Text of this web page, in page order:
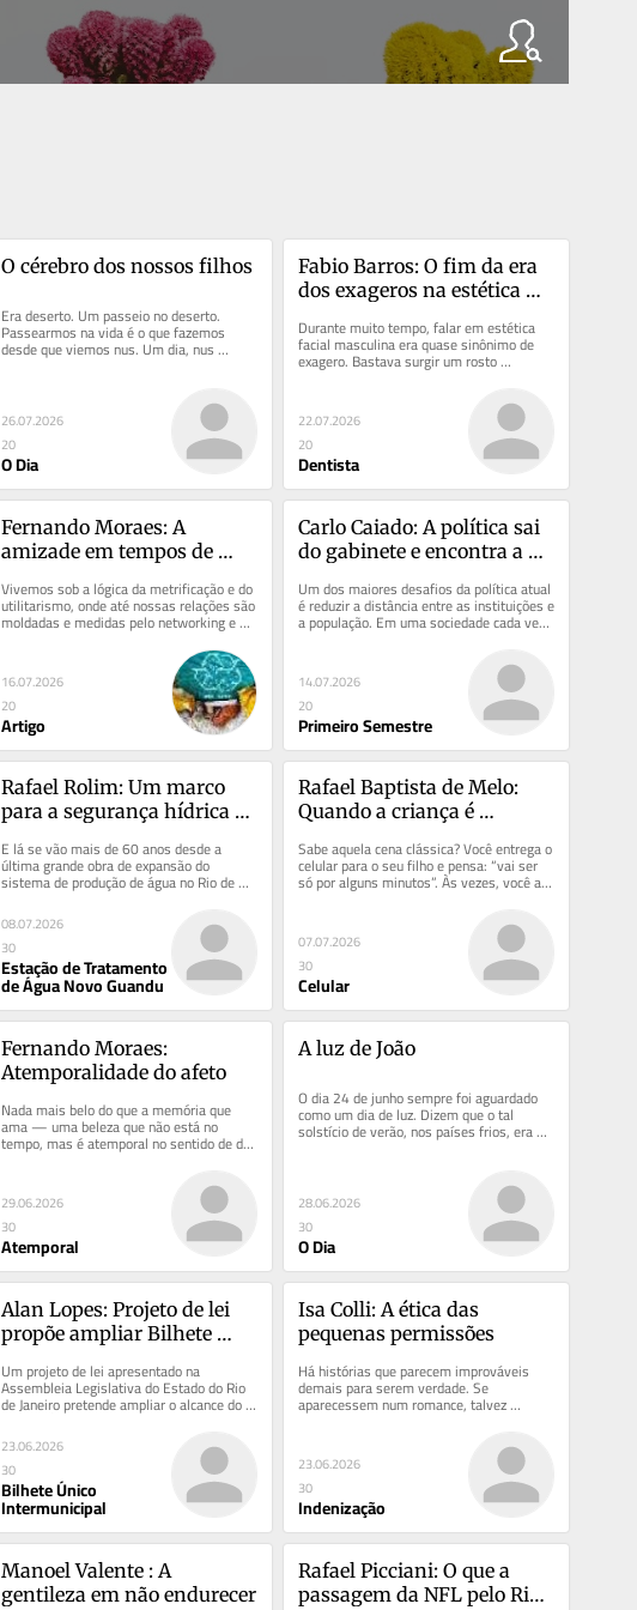
O cérebro dos nossos filhos
Era deserto. Um passeio no deserto.
Passearmos na vida é o que fazemos
desde que viemos nus. Um dia, nus
voltaremos. E do que nos cobrimos nos...
26.07.2026
20
O Dia
Fabio Barros: O fim da era
dos exageros na estética
Durante muito tempo, falar em estética
facial masculina era quase sinônimo de
exagero. Bastava surgir um rosto
excessivamente preenchido nas redes...
22.07.2026
20
Dentista
Fernando Moraes: A
amizade em tempos de
Vivemos sob a lógica da metrificação e do
utilitarismo, onde até nossas relações são
moldadas e medidas pelo networking e
16.07.2026
20
Artigo
Carlo Caiado: A política sai
do gabinete e encontra a
Um dos maiores desafios da política atual
é reduzir a distância entre as instituições e
a população. Em uma sociedade cada vez
mais complexa,...
14.07.2026
20
Primeiro Semestre
Rafael Rolim: Um marco
para a segurança hídrica
E lá se vão mais de 60 anos desde a
última grande obra de expansão do
sistema de produção de água no Rio de
Janeiro. Inaugurada em dezembro de...
08.07.2026
30
Estação de Tratamento
de Água Novo Guandu
Rafael Baptista de Melo:
Quando a criança é
celular
Sabe aquela cena clássica? Você entrega o
celular para o seu filho e pensa: “vai ser
só por alguns minutos”. Às vezes, você até
coloca uma...
07.07.2026
30
Celular
Fernando Moraes:
Atemporalidade do afeto
Nada mais belo do que a memória que
ama — uma beleza que não está no
tempo, mas é atemporal no sentido de dar
existência ao que já não existe...
29.06.2026
30
Atemporal
A luz de João
O dia 24 de junho sempre foi aguardado
como um dia de luz. Dizem que o tal
solstício de verão, nos países frios, era
celebrado em festas de alegria...
28.06.2026
30
O Dia
Alan Lopes: Projeto de lei
propõe ampliar Bilhete
Rio
Um projeto de lei apresentado na
Assembleia Legislativa do Estado do Rio
de Janeiro pretende ampliar o alcance do
Bilhete Único Intermunicipal para...
23.06.2026
30
Bilhete Único
Intermunicipal
Isa Colli: A ética das
pequenas permissões
Há histórias que parecem improváveis
demais para serem verdade. Se
aparecessem num romance, talvez
fossem consideradas exageradas,
23.06.2026
30
Indenização
Manoel Valente : A
gentileza em não endurecer
Rafael Picciani: O que a
passagem da NFL pelo Rio